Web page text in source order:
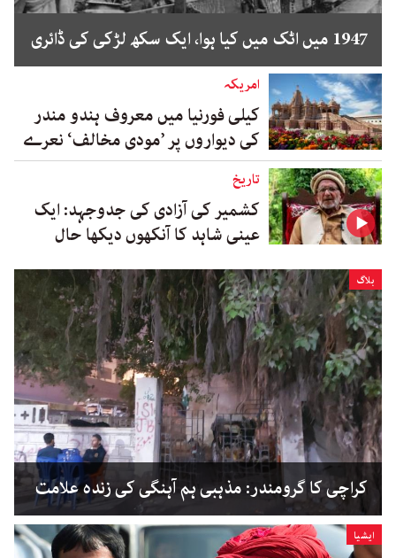
1947 میں اٹک میں کیا ہوا، ایک سکھ لڑکی کی ڈائری
امریکہ
کیلی فورنیا میں معروف ہندو مندر
کی دیواروں پر ’مودی مخالف‘ نعرے
تاریخ
کشمیر کی آزادی کی جدوجہد: ایک
عینی شاہد کا آنکھوں دیکھا حال
بلاگ
کراچی کا گرومندر: مذہبی ہم آہنگی کی زندہ علامت
ایشیا